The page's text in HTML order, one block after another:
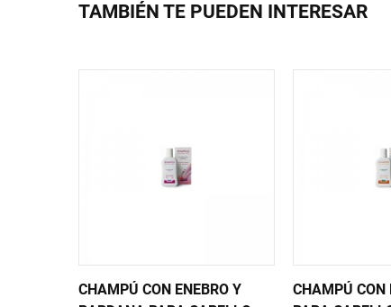
TAMBIÉN TE PUEDEN INTERESAR
CHAMPÚ CON ENEBRO Y
CHAMPÚ